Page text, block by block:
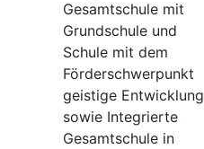
Gesamtschule mit
Grundschule und
Schule mit dem
Förderschwerpunkt
geistige Entwicklung
sowie Integrierte
Gesamtschule in